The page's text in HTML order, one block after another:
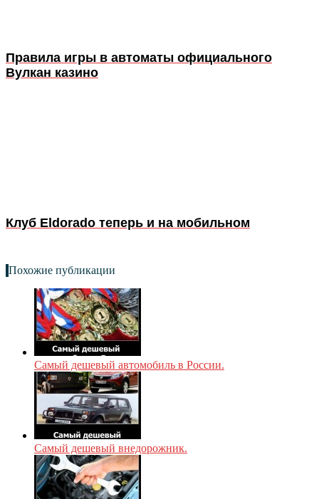
Правила игры в автоматы официального
Вулкан казино
Клуб Eldorado теперь и на мобильном
Похожие публикации
Самый дешевый автомобиль в России.
Самый дешевый внедорожник.